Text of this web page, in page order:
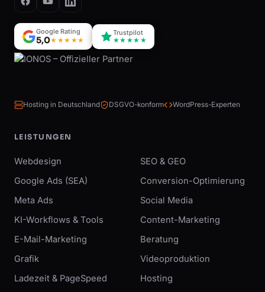
Google Rating
5,0★★★★★
Trustpilot
★★★★★
Hosting in Deutschland DSGVO-konform WordPress-Experten
LEISTUNGEN
Webdesign
SEO & GEO
Google Ads (SEA)
Conversion-Optimierung
Meta Ads
Social Media
KI-Workflows & Tools
Content-Marketing
E-Mail-Marketing
Beratung
Grafik
Videoproduktion
Ladezeit & PageSpeed
Hosting